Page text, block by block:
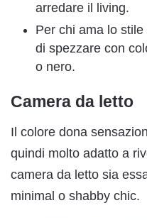
arredare il living.
Per chi ama lo
di spezzare con
o nero.
Camera da letto
Il colore dona
quindi molto adatto a
camera da letto sia
minimal o shabby chic.